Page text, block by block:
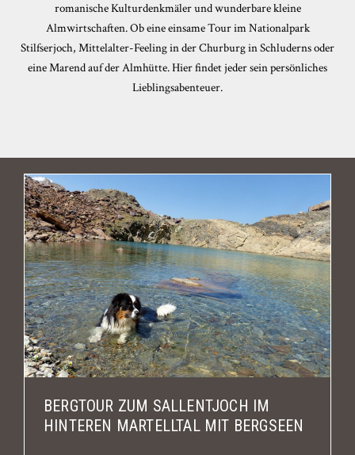
romanische Kulturdenkmäler und wunderbare kleine
Almwirtschaften. Ob eine einsame Tour im Nationalpark
Stilfserjoch, Mittelalter-Feeling in der Churburg in Schluderns oder
eine Marend auf der Almhütte. Hier findet jeder sein persönliches
Lieblingsabenteuer.
BERGTOUR ZUM SALLENTJOCH IM
HINTEREN MARTELLTAL MIT BERGSEEN